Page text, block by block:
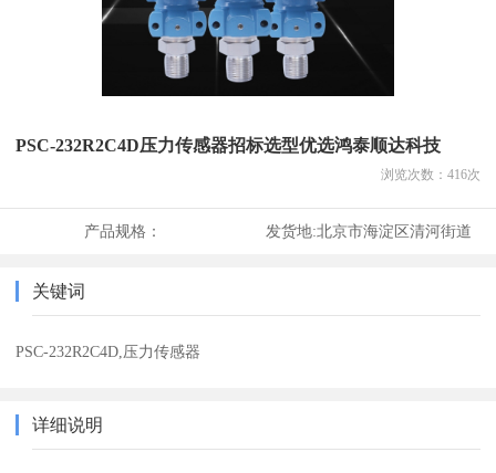
PSC-232R2C4D压力传感器招标选型优选鸿泰顺达科技
浏览次数： 416次
产品规格： 发货地:北京市海淀区清河街道
关键词
PSC-232R2C4D,压力传感器
详细说明